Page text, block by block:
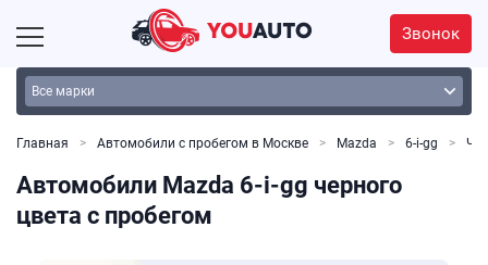
Звонок
Главная Автомобили с пробегом в Москве Mazda 6-i-gg
Автомобили Mazda 6-i-gg черного
цвета с пробегом